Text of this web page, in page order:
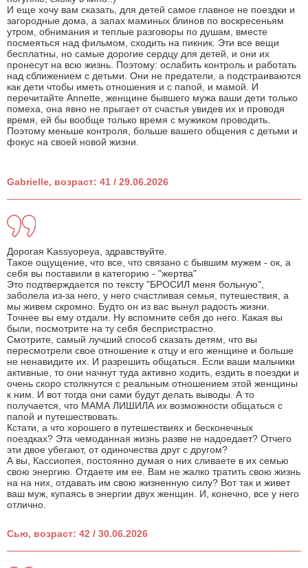
И еще хочу вам сказать, для детей самое главное не поездки и
загородные дома, а запах маминых блинов по воскресеньям
утром, обнимания и теплые разговоры по душам, вместе
посмеяться над фильмом, сходить на пикник. Эти все вещи
бесплатны, но самые дорогие сердцу для детей, и они их
пронесут на всю жизнь. Поэтому: ослабить контроль и работать
над сближением с детьми. Они не предатели, а подстраиваются
как дети чтобы иметь отношения и с папой, и мамой. И
перечитайте Annette, женщине бывшего мужа ваши дети только
помеха, она явно не прыгает от счастья увидев их и проводя
время, ей бы вообще только время с мужиком проводить.
Поэтому меньше контроля, больше вашего общения с детьми и
фокус на своей новой жизни.
Gabrielle, возраст: 41 / 29.06.2026
Дорогая Kassyopeya, здравствуйте.
Такое ощущение, что все, что связано с бывшим мужем - ок, а
себя вы поставили в категорию - "жертва"
Это подтверждается по тексту "БРОСИЛ меня больную",
заболела из-за него, у него счастливая семья, путешествия, а
мы живем скромно. Будто он из вас вынул радость жизни.
Точнее вы ему отдали. Ну вспомните себя до него. Какая вы
были, посмотрите на ту себя беспристрастно.
Смотрите, самый лучший способ сказать детям, что вы
пересмотрели свое отношение к отцу и его женщине и больше
не ненавидите их. И разрешить общаться. Если ваши мальчики
активные, то они начнут туда активно ходить, ездить в поездки и
очень скоро столкнутся с реальным отношением этой женщины
к ним. И вот тогда они сами будут делать выводы. А то
получается, что МАМА ЛИШИЛА их возможности общаться с
папой и путешествовать.
Кстати, а что хорошего в путешествиях и бесконечных
поездках? Эта чемоданная жизнь разве не надоедает? Отчего
эти двое убегают, от одиночества друг с другом?
А вы, Кассиопея, постоянно думая о них сливаете в их семью
свою энергию. Отдаете им ее. Вам не жалко тратить свою жизнь
на на них, отдавать им свою жизненную силу? Вот так и живет
ваш муж, купаясь в энергии двух женщин. И, конечно, все у него
отлично.
Сью, возраст: 42 / 30.06.2026